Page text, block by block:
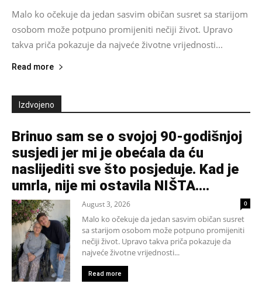
Malo ko očekuje da jedan sasvim običan susret sa starijom
osobom može potpuno promijeniti nečiji život. Upravo
takva priča pokazuje da najveće životne vrijednosti...
Read more
Izdvojeno
Brinuo sam se o svojoj 90-godišnjoj
susjedi jer mi je obećala da ću
naslijediti sve što posjeduje. Kad je
umrla, nije mi ostavila NIŠTA....
August 3, 2026 0
Malo ko očekuje da jedan sasvim običan susret
sa starijom osobom može potpuno promijeniti
nečiji život. Upravo takva priča pokazuje da
najveće životne vrijednosti...
Read more